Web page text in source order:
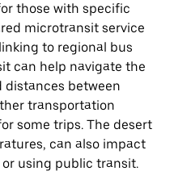
those with specific
microtransit service
to regional bus
can help navigate the
distances between
transportation
some trips. The desert
can also impact
using public transit.